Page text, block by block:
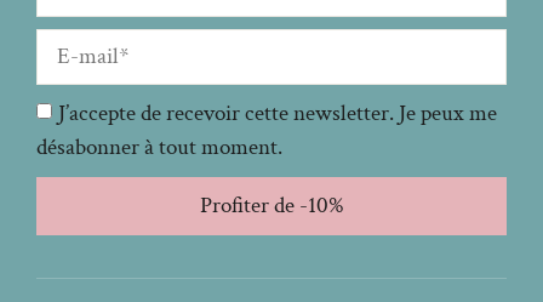
J’accepte de recevoir cette newsletter. Je peux me
désabonner à tout moment.
Profiter de -10%